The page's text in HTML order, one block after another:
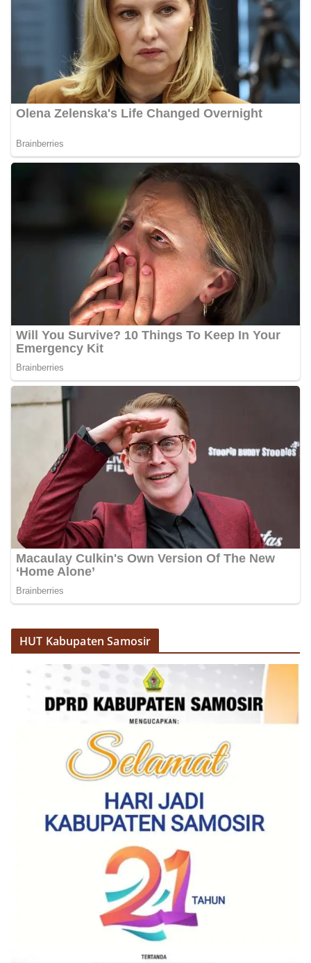
Bhabinkamtibmas dapat menghimpun informasi
awal terkait situasi sosial, potensi kerawanan,
maupun hal-hal yang dapat mengganggu
kondusivitas wilayah, khususnya menjelang
perayaan HUT Kemerdekaan RI yang biasanya
diwarnai dengan berbagai kegiatan dan
keramaian warga.‎‎Dengan adanya deteksi dini ini,
diharapkan potensi gangguan keamanan dapat
diantisipasi sejak awal sehingga situasi di
Kemerdekaan RI berlangsung.‎‎Wujud Kedekatan
Polri dengan Masyarakat‎Kegiatan sambang Door
to Door System ini merupakan salah satu bentuk
implementasi program Polri Presisi yang
mengedepankan kehadiran dan kedekatan
personel Kepolisian dengan masyarakat. Melalui
kegiatan semacam ini, Bhabinkamtibmas tidak
hanya berperan sebagai penyampai informasi
dan imbauan, tetapi juga sebagai mitra
masyarakat dalam menjaga keamanan lingkungan
secara bersama-sama.‎‎Kehadiran
Bhabinkamtibmas di tengah-tengah warga
diharapkan dapat semakin mempererat
hubungan kemitraan antara Polri dan
kolektif warga akan pentingnya menjaga
keamanan, ketertiban, dan kekompakan
lingkungan, khususnya dalam menyambut
momentum bersejarah HUT Kemerdekaan
Republik Indonesia.‎Kegiatan sambang ini
rencananya akan terus dilaksanakan secara rutin
oleh Bhabinkamtibmas di wilayah Kelurahan
Sunggal sebagai bagian dari upaya menciptakan
situasi Kamtibmas yang aman dan kondusif,
sekaligus menumbuhkan semangat nasionalisme
warga dalam menyambut Hari Kemerdekaan RI.
Ini Alasan Plh Sekda Medan Sarankan Jhon Ester
Lase Segera Dievaluasi
Percepat Penanganan Infrastruktur Kota Medan,
Dinas SDABMBK Perkuat Sinergi dengan
Ketua DPRD Medan Terima Silaturahmi Kapolres
HUT Kabupaten Samosir